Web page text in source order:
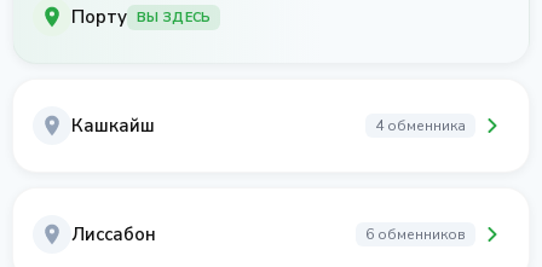
Порту ВЫ ЗДЕСЬ
Кашкайш 4 обменника
Лиссабон 6 обменников